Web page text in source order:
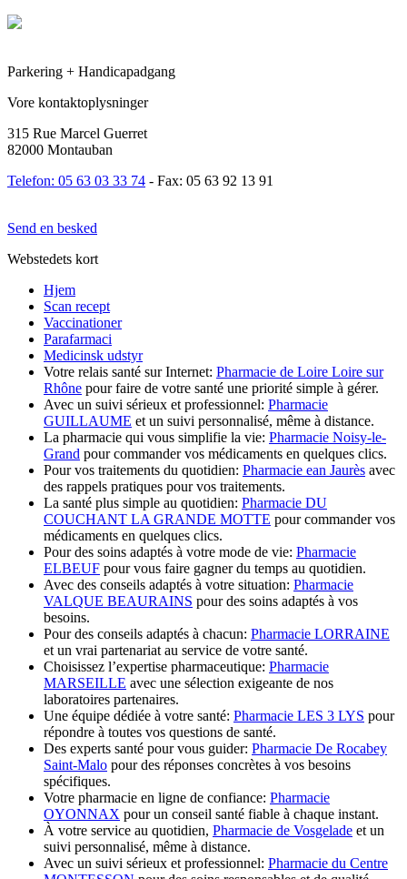
Parkering + Handicapadgang
Vore kontaktoplysninger
315 Rue Marcel Guerret
82000 Montauban
Telefon: 05 63 03 33 74 - Fax: 05 63 92 13 91
Send en besked
Webstedets kort
Hjem
Scan recept
Vaccinationer
Parafarmaci
Medicinsk udstyr
Votre relais santé sur Internet: Pharmacie de Loire Loire sur
Rhône pour faire de votre santé une priorité simple à gérer.
Avec un suivi sérieux et professionnel: Pharmacie
GUILLAUME et un suivi personnalisé, même à distance.
La pharmacie qui vous simplifie la vie: Pharmacie Noisy-le-
Grand pour commander vos médicaments en quelques clics.
Pour vos traitements du quotidien: Pharmacie ean Jaurès avec
des rappels pratiques pour vos traitements.
La santé plus simple au quotidien: Pharmacie DU
COUCHANT LA GRANDE MOTTE pour commander vos
médicaments en quelques clics.
Pour des soins adaptés à votre mode de vie: Pharmacie
ELBEUF pour vous faire gagner du temps au quotidien.
Avec des conseils adaptés à votre situation: Pharmacie
VALQUE BEAURAINS pour des soins adaptés à vos
besoins.
Pour des conseils adaptés à chacun: Pharmacie LORRAINE
et un vrai partenariat au service de votre santé.
Choisissez l’expertise pharmaceutique: Pharmacie
MARSEILLE avec une sélection exigeante de nos
laboratoires partenaires.
Une équipe dédiée à votre santé: Pharmacie LES 3 LYS pour
répondre à toutes vos questions de santé.
Des experts santé pour vous guider: Pharmacie De Rocabey
Saint-Malo pour des réponses concrètes à vos besoins
spécifiques.
Votre pharmacie en ligne de confiance: Pharmacie
OYONNAX pour un conseil santé fiable à chaque instant.
À votre service au quotidien, Pharmacie de Vosgelade et un
suivi personnalisé, même à distance.
Avec un suivi sérieux et professionnel: Pharmacie du Centre